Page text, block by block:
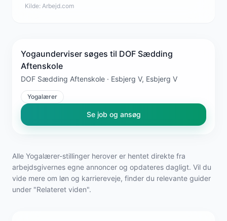
Kilde: Arbejd.com
Yogaunderviser søges til DOF Sædding
Aftenskole
DOF Sædding Aftenskole · Esbjerg V, Esbjerg V
Yogalærer
Se job og ansøg
Alle Yogalærer-stillinger herover er hentet direkte fra
arbejdsgivernes egne annoncer og opdateres dagligt. Vil du
vide mere om løn og karriereveje, finder du relevante guider
under "Relateret viden".